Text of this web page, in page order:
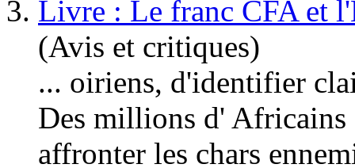
3. Livre : Le franc CFA et
(Avis et critiques)
... oiriens, d'identifier
Des millions d' Africains
affronter les chars